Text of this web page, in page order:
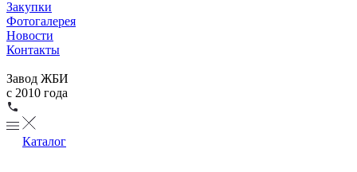
Закупки
Фотогалерея
Новости
Контакты
Завод ЖБИ
с 2010 года
Каталог